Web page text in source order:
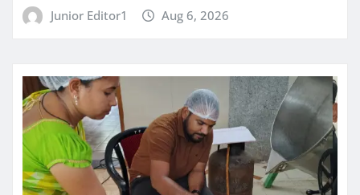
Junior Editor1 Aug 6, 2026